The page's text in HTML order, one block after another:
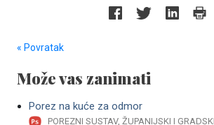
« Povratak
Može vas zanimati
Porez na kuće za odmor
POREZNI SUSTAV, ŽUPANIJSKI I